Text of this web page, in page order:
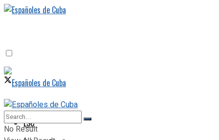
ESC
ESC
No Result